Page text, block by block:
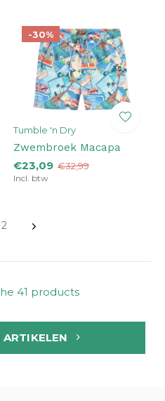
-30%
Tumble 'n Dry
Zwembroek Macapa
€23,09 €32,99
Incl. btw
2
41 products